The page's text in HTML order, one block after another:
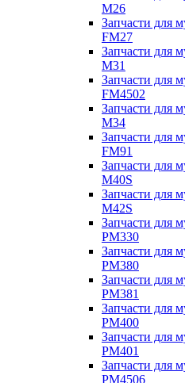
M26
Запчасти для
FM27
Запчасти для
M31
Запчасти для
FM4502
Запчасти для
M34
Запчасти для
FM91
Запчасти для
M40S
Запчасти для
M42S
Запчасти для
PM330
Запчасти для
PM380
Запчасти для
PM381
Запчасти для
PM400
Запчасти для
PM401
Запчасти для
PM4506